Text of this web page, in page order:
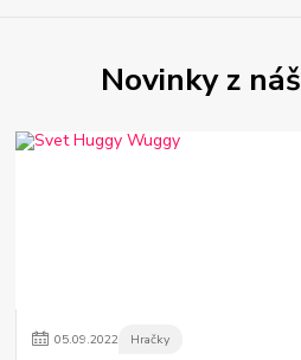
Novinky z
05.09.2022 Hračky